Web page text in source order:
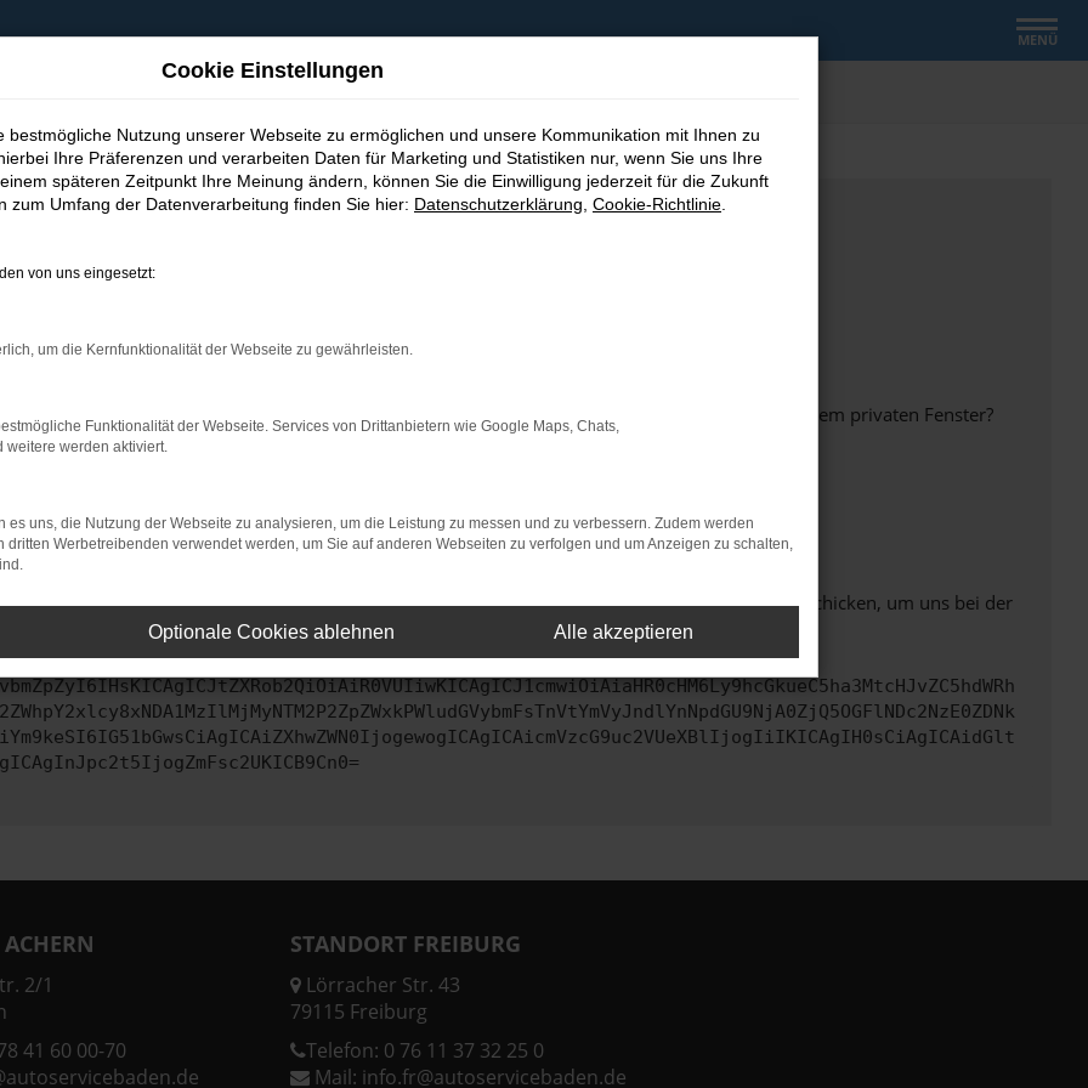
MENÜ
bestimmter Seiten verhindern. Funktioniert die Seite in einem anderen Browser oder in einem privaten Fenster?
beheben.
auf dem neuesten Stand sind.
kann auch dazu führen, dass bestimmte Funktionen nicht mehr unterstützt werden.
uns bitte. Wir werden versuchen, das Problem zu beheben. Du kannst uns diesen Text schicken, um uns bei der
2/1
41 60 00-70
STANDORT FREIBURG
Lörracher Str. 43
79115 Freiburg
Telefon: 0 76 11 37 32 25 0
Mail: info.fr@autoservicebaden.de
Cookie Einstellungen
bestmögliche Nutzung unserer Webseite zu ermöglichen und unsere Kommunikation mit Ihnen zu
Ihre Präferenzen und verarbeiten Daten für Marketing und Statistiken nur, wenn Sie uns Ihre
späteren Zeitpunkt Ihre Meinung ändern, können Sie die Einwilligung jederzeit für die Zukunft
zum Umfang der Datenverarbeitung finden Sie hier: Datenschutzerklärung Cookie-Richtlinie
von uns eingesetzt:
um die Kernfunktionalität der Webseite zu gewährleisten.
Funktionalität der Webseite. Services von Drittanbietern wie Google Maps, Chats,
weitere werden aktiviert.
es uns, die Nutzung der Webseite zu analysieren, um die Leistung zu messen und zu verbessern. Zudem werden
dritten Werbetreibenden verwendet werden, um Sie auf anderen Webseiten zu verfolgen und um Anzeigen zu schalten,
Optionale Cookies ablehnen Alle akzeptieren